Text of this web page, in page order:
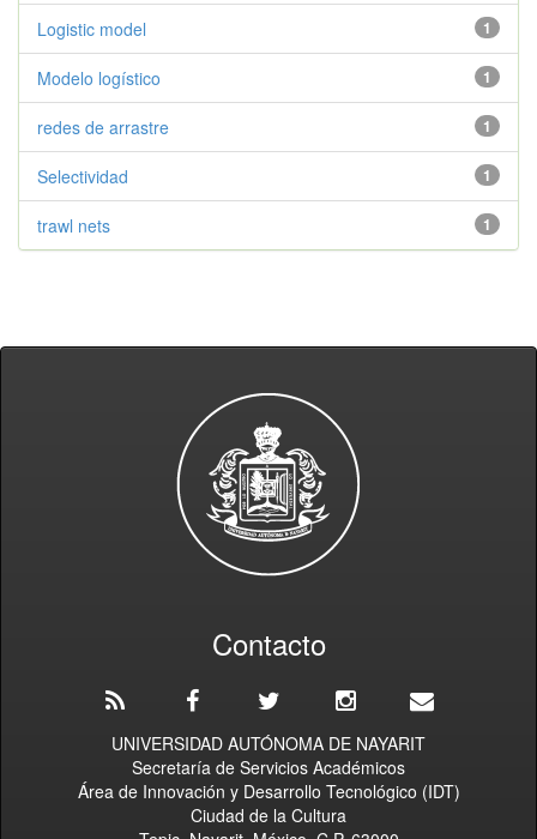
1
Logistic model
1
Modelo logístico
1
redes de arrastre
1
Selectividad
1
trawl nets
Contacto
UNIVERSIDAD AUTÓNOMA DE NAYARIT
Secretaría de Servicios Académicos
Área de Innovación y Desarrollo Tecnológico (IDT)
Ciudad de la Cultura